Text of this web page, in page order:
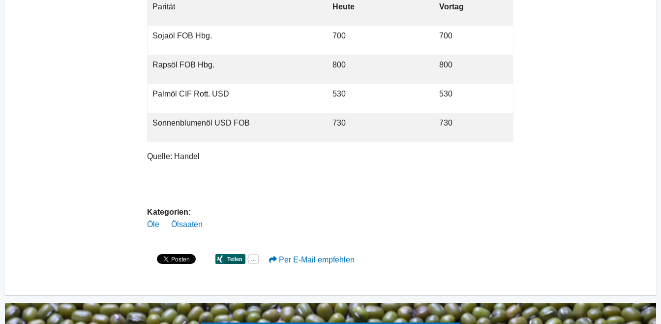
Parität Heute Vortag
Sojaöl FOB Hbg. 700 700
Rapsöl FOB Hbg. 800 800
Palmöl CIF Rott. USD 530 530
Sonnenblumenöl USD FOB 730 730
Quelle: Handel
Kategorien:
Öle
Ölsaaten
Per E-Mail empfehlen